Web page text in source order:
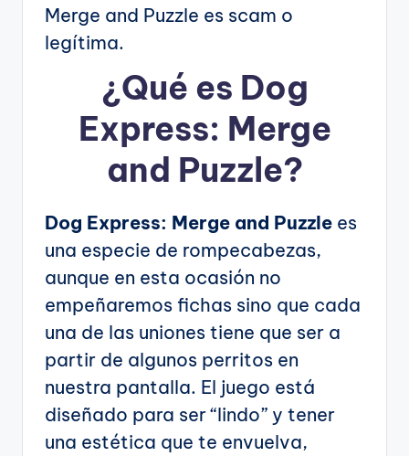
Merge and Puzzle es scam o
legítima.
¿Qué es Dog
Express: Merge
and Puzzle?
Dog Express: Merge and Puzzle es
una especie de rompecabezas,
aunque en esta ocasión no
empeñaremos fichas sino que cada
una de las uniones tiene que ser a
partir de algunos perritos en
nuestra pantalla. El juego está
diseñado para ser “lindo” y tener
una estética que te envuelva,